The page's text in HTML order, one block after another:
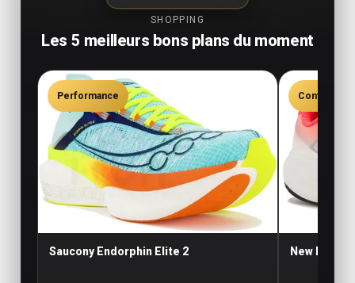
SHOPPING
Les 5 meilleurs bons plans du moment
Performance
Saucony Endorphin Elite 2
Confort
New